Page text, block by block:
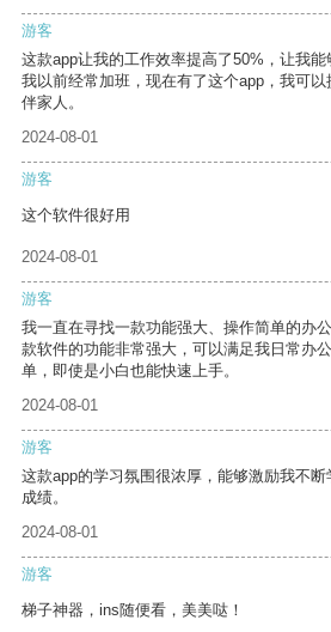
游客
这款app让我的工作效率提高了50%，让我能
我以前经常加班，现在有了这个app，我可
伴家人。
2024-08-01
游客
这个软件很好用
2024-08-01
游客
我一直在寻找一款功能强大、操作简单的办
款软件的功能非常强大，可以满足我日常办
单，即使是小白也能快速上手。
2024-08-01
游客
这款app的学习氛围很浓厚，能够激励我不
成绩。
2024-08-01
游客
梯子神器，ins随便看，美美哒！